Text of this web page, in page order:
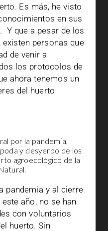
Es más, he visto
en sus
Y que a pesar de los
personas que
de venir a
los protocolos de
ahora tenemos un
del huerto
por la pandemia,
y desyerbo de los
agroecológico de la
pandemia y al cierre
año, no se han
con voluntarios
huerto. Sin